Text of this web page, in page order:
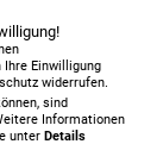
Ihre Einwilligung
widerrufen.
sind
Informationen
unterDetails